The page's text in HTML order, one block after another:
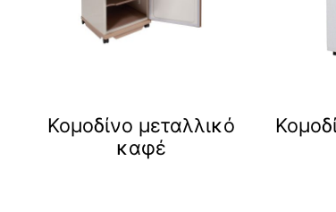
Κομοδίνο μεταλλικό
καφέ